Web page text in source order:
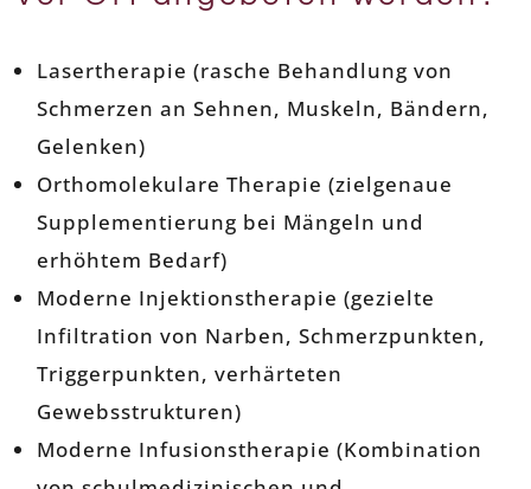
Lasertherapie (rasche Behandlung von
Schmerzen an Sehnen, Muskeln, Bändern,
Gelenken)
Orthomolekulare Therapie (zielgenaue
Supplementierung bei Mängeln und
erhöhtem Bedarf)
Moderne Injektionstherapie (gezielte
Infiltration von Narben, Schmerzpunkten,
Triggerpunkten, verhärteten
Gewebsstrukturen)
Moderne Infusionstherapie (Kombination